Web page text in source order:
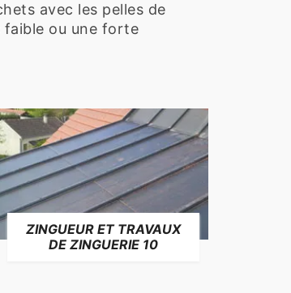
avec les pelles de
faible ou une forte
ZINGUEUR ET TRAVAUX
DE ZINGUERIE 10